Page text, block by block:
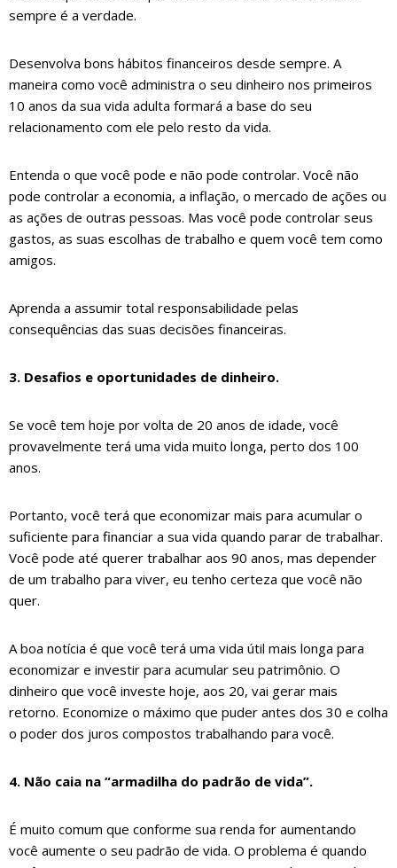
sempre é a verdade.
Desenvolva bons hábitos financeiros desde sempre. A
maneira como você administra o seu dinheiro nos primeiros
10 anos da sua vida adulta formará a base do seu
relacionamento com ele pelo resto da vida.
Entenda o que você pode e não pode controlar. Você não
pode controlar a economia, a inflação, o mercado de ações ou
as ações de outras pessoas. Mas você pode controlar seus
gastos, as suas escolhas de trabalho e quem você tem como
amigos.
Aprenda a assumir total responsabilidade pelas
consequências das suas decisões financeiras.
3. Desafios e oportunidades de dinheiro.
Se você tem hoje por volta de 20 anos de idade, você
provavelmente terá uma vida muito longa, perto dos 100
anos.
Portanto, você terá que economizar mais para acumular o
suficiente para financiar a sua vida quando parar de trabalhar.
Você pode até querer trabalhar aos 90 anos, mas depender
de um trabalho para viver, eu tenho certeza que você não
quer.
A boa notícia é que você terá uma vida útil mais longa para
economizar e investir para acumular seu patrimônio. O
dinheiro que você investe hoje, aos 20, vai gerar mais
retorno. Economize o máximo que puder antes dos 30 e colha
o poder dos juros compostos trabalhando para você.
4. Não caia na “armadilha do padrão de vida”.
É muito comum que conforme sua renda for aumentando
você aumente o seu padrão de vida. O problema é quando